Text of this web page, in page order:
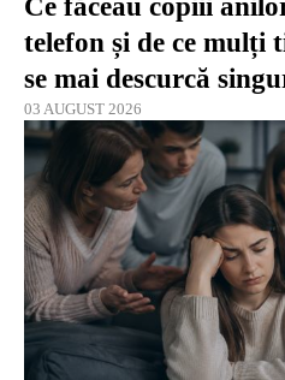
Ce făceau copiii
telefon și de ce mulți
se mai descurcă
03 AUGUST 2026